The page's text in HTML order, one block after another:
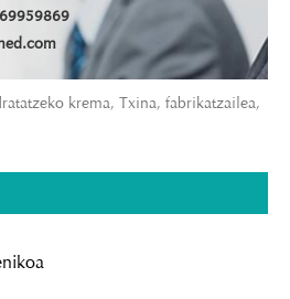
krema, Txina, fabrikatzailea,